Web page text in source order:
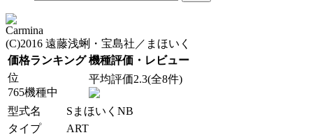
Carmina
(C)2016 遠藤浅蜊・宝島社／まほいく
価格ランキング 機種評価・レビュー
位
765機種中
平均評価2.3(全8件)
型式名
SまほいくNB
タイプ
ART